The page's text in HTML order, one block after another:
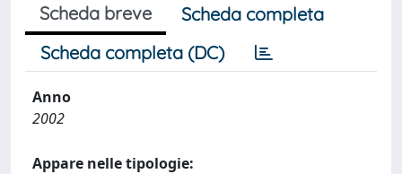
Scheda breve
Scheda completa
Scheda completa (DC)
Anno
2002
Appare nelle tipologie: